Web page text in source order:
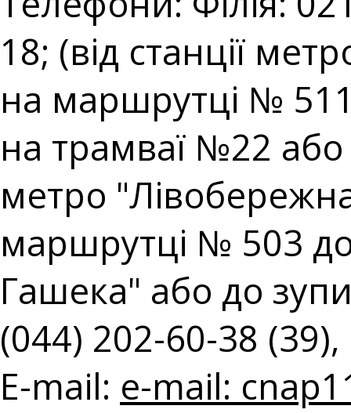
18; (від станції
на маршрутці № 511;
на трамваї №22 або
метро
маршрутці № 503
Гашека" або до
(044) 202-60-38
E-mail: e-mail: